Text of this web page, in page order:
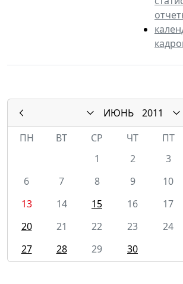
ИЮНЬ
2011
ПН
ВТ СР ЧТ ПТ
1
2 3
6
7 8 9 10
13
14 15 16 17
20
21 22 23 24
27
28 29 30